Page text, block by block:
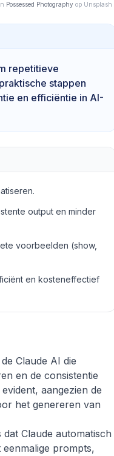
Possessed Photography op Unsplash
repetitieve
stappen
en efficiëntie in AI-
output en minder
voorbeelden (show,
en kosteneffectief
Claude AI die
en de consistentie
aangezien de
het genereren van
Claude automatisch
prompts,